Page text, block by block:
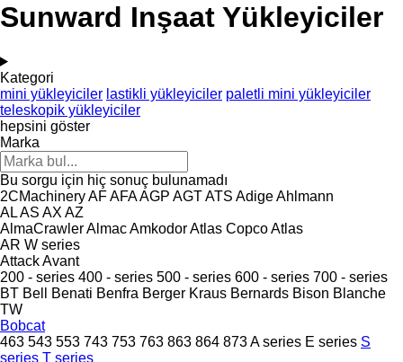
Sunward Inşaat Yükleyiciler
Kategori
mini yükleyiciler lastikli yükleyiciler paletli mini yükleyiciler
teleskopik yükleyiciler
hepsini göster
Marka
Bu sorgu için hiç sonuç bulunamadı
2CMachineryAFAFAAGP AGTATS AdigeAhlmann
ALAS AX AZ
AlmaCrawlerAlmacAmkodorAtlas CopcoAtlas
AR W series
AttackAvant
200 - series 400 - series 500 - series 600 - series 700 - series
BT Bell Benati Benfra Berger Kraus Bernards Bison Blanche
TW
Bobcat
463 543 553 743 753 763 863 864 873A series E series S
series T series